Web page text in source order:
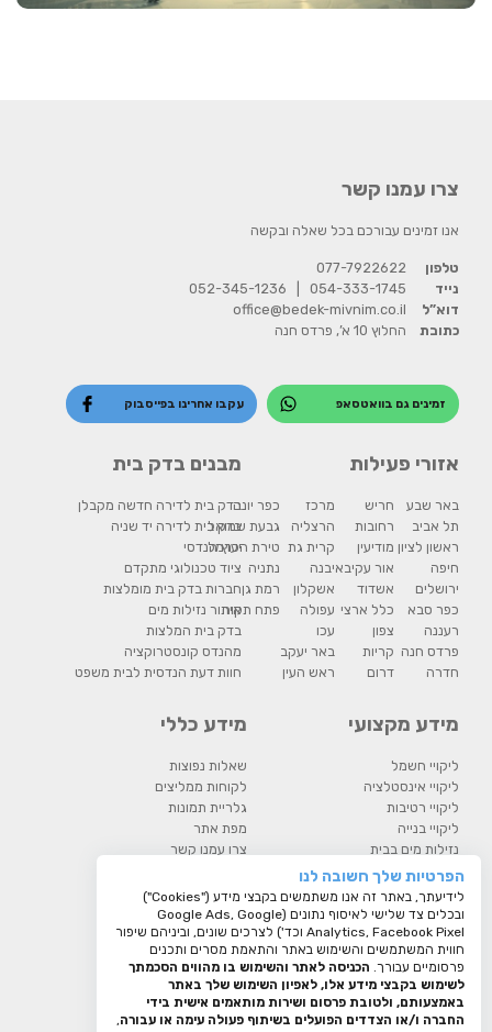
צרו עמנו קשר
אנו זמינים עבורכם בכל שאלה ובקשה
טלפון
077-7922622
נייד
054-333-1745
052-345-1236
דוא”ל
office@bedek-mivnim.co.il
כתובת
החלוץ 10 א’, פרדס חנה
זמינים גם בוואטסאפ עקבו אחרינו בפייסבוק
אזורי פעילות
באר שבע
תל אביב
ראשון לציון
חיפה
ירושלים
כפר סבא
רעננה
פרדס חנה
חדרה
חריש
רחובות
מודיעין
אור עקיבא
אשדוד
כלל ארצי
צפון
קריות
דרום
מרכז
הרצליה
קרית גת
יבנה
אשקלון
עפולה
עכו
באר יעקב
ראש העין
כפר יונה
גבעת שמואל
טירת הכרמל
נתניה
רמת גן
פתח תקוה
מבנים בדק בית
בדק בית לדירה חדשה מקבלן
בדק בית לדירה יד שניה
יעוץ הנדסי
ציוד טכנולוגי מתקדם
חברות בדק בית מומלצות
איתור נזילות מים
בדק בית המלצות
מהנדס קונסטרוקציה
חוות דעת הנדסית לבית משפט
מידע מקצועי
ליקויי חשמל
ליקויי אינסטלציה
ליקויי רטיבות
ליקויי בנייה
נזילות מים בבית
רטיבות וליקויים בבית
בדיקת גז ראדון
בדיקת קרינה
בדיקת עובש בדירה
המסלול המשפטי להתמודדות עם
ליקוי בניה
מידע כללי
שאלות נפוצות
לקוחות ממליצים
גלריית תמונות
מפת אתר
צרו עמנו קשר
הפרטיות שלך חשובה לנו
לידיעתך, באתר זה אנו משתמשים בקבצי מידע ("Cookies")
ובכלים צד שלישי לאיסוף נתונים (Google Ads, Google
Analytics, Facebook Pixel וכד') לצרכים שונים, וביניהם שיפור
חווית המשתמשים והשימוש באתר והתאמת מסרים ותכנים
פרסומיים עבורך. הכניסה לאתר והשימוש בו מהווים הסכמתך
לשימוש בקבצי מידע אלו, לאפיון השימוש שלך באתר
באמצעותם, ולטובת פרסום ושירות מותאמים אישית בידי
החברה ו/או הצדדים הפועלים בשיתוף פעולה עימה או עבורה,